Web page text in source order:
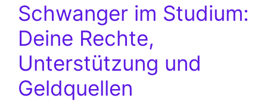
Schwanger im Studium:
Deine Rechte,
Unterstützung und
Geldquellen